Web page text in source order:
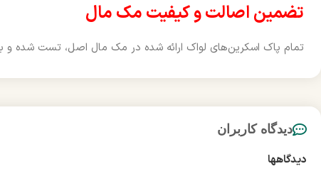
تضمین اصالت و کیفیت مک مال
تمام پاک اسکرین‌های لواک ارائه شده در مک مال اصل، تست شده و
دیدگاه کاربران
دیدگاهها